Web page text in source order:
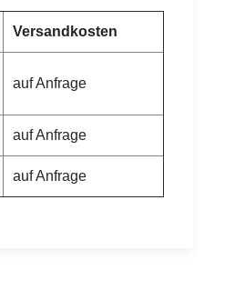
Versandkosten
auf Anfrage
auf Anfrage
auf Anfrage